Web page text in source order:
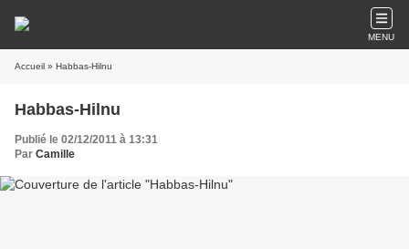
MENU
Accueil » Habbas-Hilnu
Habbas-Hilnu
Publié le 02/12/2011 à 13:31
Par Camille